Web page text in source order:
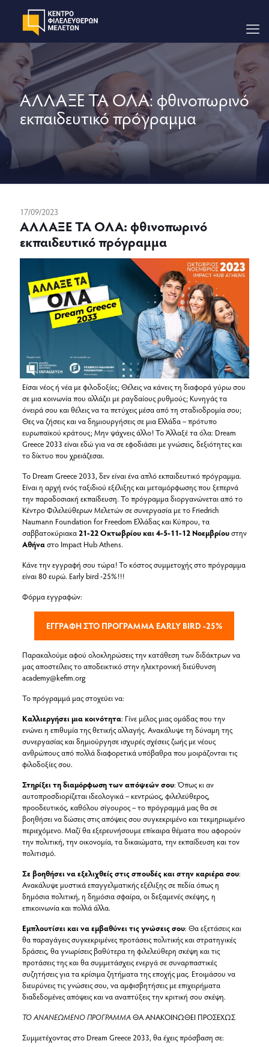
ΑΛΛΑΞΕ ΤΑ ΟΛΑ: φθινοπωρινό
εκπαιδευτικό πρόγραμμα
17/09/2023
ΑΛΛΑΞΕ ΤΑ ΟΛΑ: φθινοπωρινό
εκπαιδευτικό πρόγραμμα
Είσαι νέος ή νέα με φιλοδοξίες; Θέλεις να κάνεις τη διαφορά γύρω σου
σε μια κοινωνία που αλλάζει με ραγδαίους ρυθμούς; Κυνηγάς τα
όνειρά σου και θέλεις να τα πετύχεις μέσα από τη σταδιοδρομία σου;
Θες να ζήσεις και να δημιουργήσεις σε μια Ελλάδα – πρότυπο
ευρωπαϊκού κράτους; Μην ψάχνεις άλλο! Το Άλλαξέ τα όλα: Dream
Greece 2033 είναι εδώ για να σε εφοδιάσει με γνώσεις, δεξιότητες και
το δίκτυο που χρειάζεσαι.
Το Dream Greece 2033, δεν είναι ένα απλό εκπαιδευτικό πρόγραμμα.
Είναι η αρχή ενός ταξιδιού εξέλιξης και μεταμόρφωσης που ξεπερνά
την παραδοσιακή εκπαίδευση. Το πρόγραμμα διοργανώνεται από το
Κέντρο Φιλελεύθερων Μελετών σε συνεργασία με το Friedrich
Naumann Foundation for Freedom Ελλάδας και Κύπρου, τα
σαββατοκύριακα21-22 Οκτωβρίου και 4-5-11-12 Νοεμβρίουστην
Αθήναστο Impact Hub Athens.
Κάνε την εγγραφή σου τώρα! Το κόστος συμμετοχής στο πρόγραμμα
είναι 80 ευρώ. Early bird -25%!!!
Φόρμα εγγραφών:
ΕΓΓΡΑΦΗ ΣΤΟ ΠΡΟΓΡΑΜΜΑ EARLY BIRD -25%
Παρακαλούμε αφού ολοκληρώσεις την κατάθεση των διδάκτρων να
μας αποστείλεις το αποδεικτικό στην ηλεκτρονική διεύθυνση
academy@kefim.org
Το πρόγραμμά μας στοχεύει να:
Καλλιεργήσει μια κοινότητα: Γίνε μέλος μιας ομάδας που την
ενώνει η επιθυμία της θετικής αλλαγής. Ανακάλυψε τη δύναμη της
συνεργασίας και δημιούργησε ισχυρές σχέσεις ζωής με νέους
ανθρώπους από πολλά διαφορετικά υπόβαθρα που μοιράζονται τις
φιλοδοξίες σου.
Στηρίξει τη διαμόρφωση των απόψεών σου: Όπως κι αν
αυτοπροσδιορίζεται ιδεολογικά – κεντρώος, φιλελεύθερος,
προοδευτικός, καθόλου σίγουρος – το πρόγραμμά μας θα σε
βοηθήσει να δώσεις στις απόψεις σου συγκεκριμένο και τεκμηριωμένο
περιεχόμενο. Μαζί θα εξερευνήσουμε επίκαιρα θέματα που αφορούν
την πολιτική, την οικονομία, τα δικαιώματα, την εκπαίδευση και τον
πολιτισμό.
Σε βοηθήσει να εξελιχθείς στις σπουδές και στην καριέρα σου:
Ανακάλυψε μυστικά επαγγελματικής εξέλιξης σε πεδία όπως η
δημόσια πολιτική, η δημόσια σφαίρα, οι δεξαμενές σκέψης, η
επικοινωνία και πολλά άλλα.
Εμπλουτίσει και να εμβαθύνει τις γνώσεις σου: Θα εξετάσεις και
θα παραγάγεις συγκεκριμένες προτάσεις πολιτικής και στρατηγικές
δράσεις, θα γνωρίσεις βαθύτερα τη φιλελεύθερη σκέψη και τις
προτάσεις της και θα συμμετάσχεις ενεργά σε συναρπαστικές
συζητήσεις για τα κρίσιμα ζητήματα της εποχής μας. Ετοιμάσου να
διευρύνεις τις γνώσεις σου, να αμφισβητήσεις με επιχειρήματα
διαδεδομένες απόψεις και να αναπτύξεις την κριτική σου σκέψη.
ΤΟ ΑΝΑΝΕΩΜΕΝΟ ΠΡΟΓΡΑΜΜΑΘΑ ΑΝΑΚΟΙΝΩΘΕΙ ΠΡΟΣΕΧΩΣ
Συμμετέχοντας στο Dream Greece 2033, θα έχεις πρόσβαση σε: